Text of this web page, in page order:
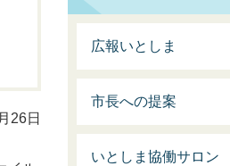
26日
広報いとしま
市長への提案
いとしま協働サロン